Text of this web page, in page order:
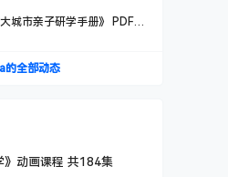
城市亲子研学手册》 PDF格
的全部动态
》动画课程 共184集